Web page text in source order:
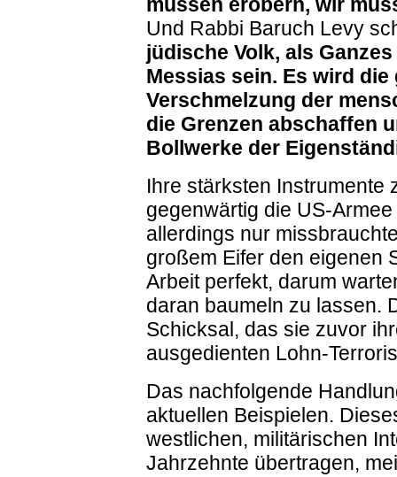
Und Rabbi Baruch Levy
jüdische Volk, als
Messias sein. Es wird
Verschmelzung der
die Grenzen abschaffen
Bollwerke der
Ihre stärksten Instrumente
gegenwärtig die US-
allerdings nur
großem Eifer den eigenen
Arbeit perfekt, darum
daran baumeln zu lassen.
Schicksal, das sie zuvor
ausgedienten Lohn-
Das nachfolgende
aktuellen Beispielen.
westlichen, militärischen
Jahrzehnte übertragen,